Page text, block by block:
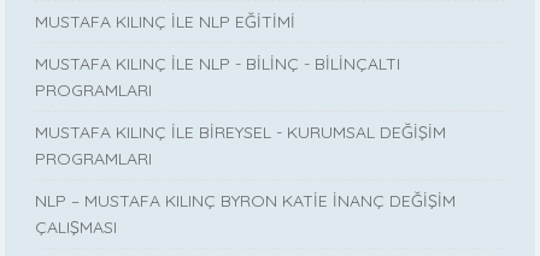
MUSTAFA KILINÇ İLE NLP EĞİTİMİ
MUSTAFA KILINÇ İLE NLP - BİLİNÇ - BİLİNÇALTI
PROGRAMLARI
MUSTAFA KILINÇ İLE BİREYSEL - KURUMSAL DEĞİŞİM
PROGRAMLARI
NLP – MUSTAFA KILINÇ BYRON KATİE İNANÇ DEĞİŞİM
ÇALIŞMASI